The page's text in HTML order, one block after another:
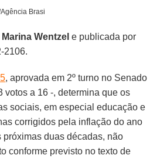
Brasi
Marina Wentzel e publicada por
2106.
, aprovada em 2º turno no Senado
votos a 16 -, determina que os
sociais, em especial educação e
corrigidos pela inflação do ano
próximas duas décadas, não
conforme previsto no texto de